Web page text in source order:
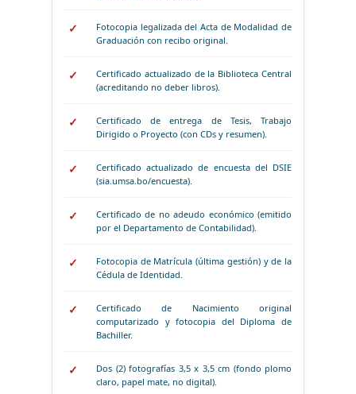
Fotocopia legalizada del Acta de Modalidad de
Graduación con recibo original.
Certificado actualizado de la Biblioteca Central
(acreditando no deber libros).
Certificado de entrega de Tesis, Trabajo
Dirigido o Proyecto (con CDs y resumen).
Certificado actualizado de encuesta del DSIE
(sia.umsa.bo/encuesta).
Certificado de no adeudo económico (emitido
por el Departamento de Contabilidad).
Fotocopia de Matrícula (última gestión) y de la
Cédula de Identidad.
Certificado de Nacimiento original
computarizado y fotocopia del Diploma de
Bachiller.
Dos (2) fotografías 3,5 x 3,5 cm (fondo plomo
claro, papel mate, no digital).